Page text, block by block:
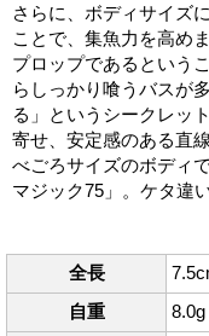
さらに、ボディサイズ
ことで、集魚力を高め
プロップであるという
らしっかり喰うバスが
る」というシークレッ
寄せ、安定感のある直
べごろサイズのボディ
マジック75」。ケタ違
全長
自重
8.0g